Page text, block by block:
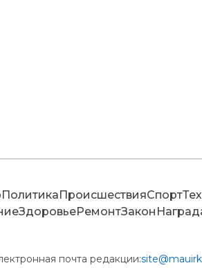
ПолитикаПроисшествияСпорт
ЗдоровьеРемонтЗакон
почта редакции: